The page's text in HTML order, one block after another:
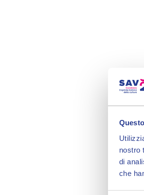
nostro
di
che